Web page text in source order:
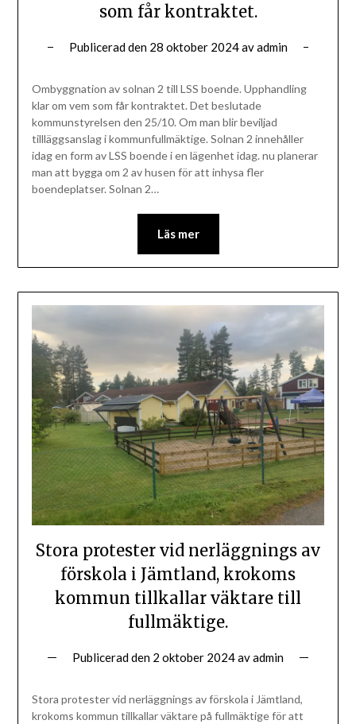
som får kontraktet.
Publicerad den 28 oktober 2024avadmin
Ombyggnation av solnan 2 till LSS boende. Upphandling
klar om vem som får kontraktet. Det beslutade
kommunstyrelsen den 25/10. Om man blir beviljad
tillläggsanslag i kommunfullmäktige. Solnan 2 innehåller
idag en form av LSS boende i en lägenhet idag. nu planerar
man att bygga om 2 av husen för att inhysa fler
boendeplatser. Solnan 2…
Läs mer
Stora protester vid nerläggnings av
förskola i Jämtland, krokoms
kommun tillkallar väktare till
fullmäktige.
Publicerad den 2 oktober 2024avadmin
Stora protester vid nerläggnings av förskola i Jämtland,
krokoms kommun tillkallar väktare på fullmäktige för att